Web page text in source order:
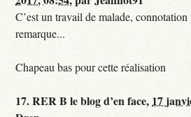
C’est un travail de malade, connotation
remarque...
Chapeau bas pour cette réalisation
17.RER B le blog d’en face, 17